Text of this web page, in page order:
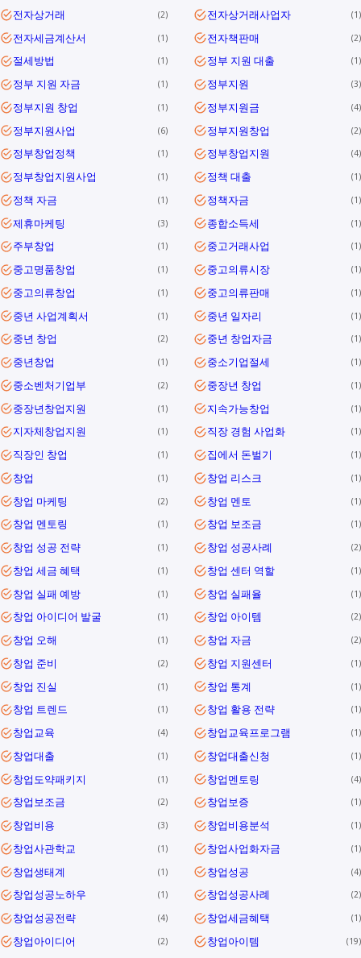
전자상거래 2 전자상거래사업자 1
전자세금계산서 1 전자책판매 2
절세방법 1 정부 지원 대출 1
정부 지원 자금 1 정부지원 3
정부지원 창업 1 정부지원금 4
정부지원사업 6 정부지원창업 2
정부창업정책 1 정부창업지원 4
정부창업지원사업 1 정책 대출 1
정책 자금 1 정책자금 1
제휴마케팅 3 종합소득세 1
주부창업 1 중고거래사업 1
중고명품창업 1 중고의류시장 1
중고의류창업 1 중고의류판매 1
중년 사업계획서 1 중년 일자리 1
중년 창업 2 중년 창업자금 1
중년창업 1 중소기업절세 1
중소벤처기업부 2 중장년 창업 1
중장년창업지원 1 지속가능창업 1
지자체창업지원 1 직장 경험 사업화 1
직장인 창업 1 집에서 돈벌기 1
창업 1 창업 리스크 1
창업 마케팅 2 창업 멘토 1
창업 멘토링 1 창업 보조금 1
창업 성공 전략 1 창업 성공사례 2
창업 세금 혜택 1 창업 센터 역할 1
창업 실패 예방 1 창업 실패율 1
창업 아이디어 발굴 1 창업 아이템 2
창업 오해 1 창업 자금 2
창업 준비 2 창업 지원센터 1
창업 진실 1 창업 통계 1
창업 트렌드 1 창업 활용 전략 1
창업교육 4 창업교육프로그램 1
창업대출 1 창업대출신청 1
창업도약패키지 1 창업멘토링 4
창업보조금 2 창업보증 1
창업비용 3 창업비용분석 1
창업사관학교 1 창업사업화자금 1
창업생태계 1 창업성공 4
창업성공노하우 1 창업성공사례 2
창업성공전략 4 창업세금혜택 1
창업아이디어 2 창업아이템 19